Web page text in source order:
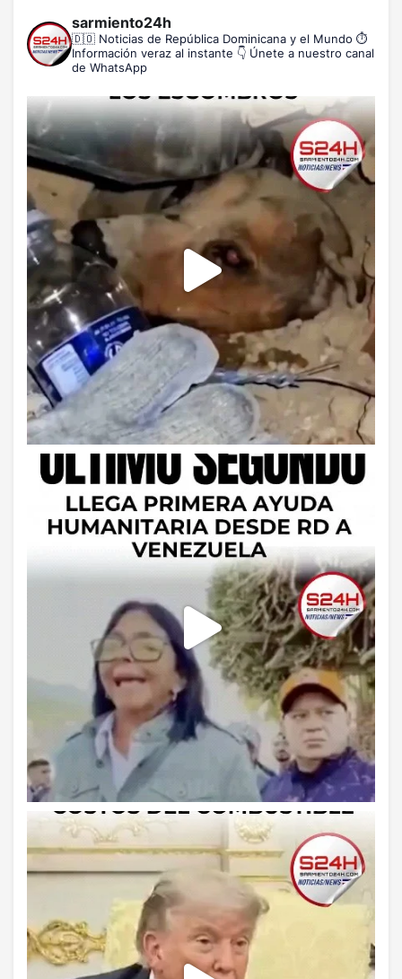
sarmiento24h
🇩🇴 Noticias de República Dominicana y el Mundo ⏱️
Información veraz al instante 👇 Únete a nuestro canal
de WhatsApp